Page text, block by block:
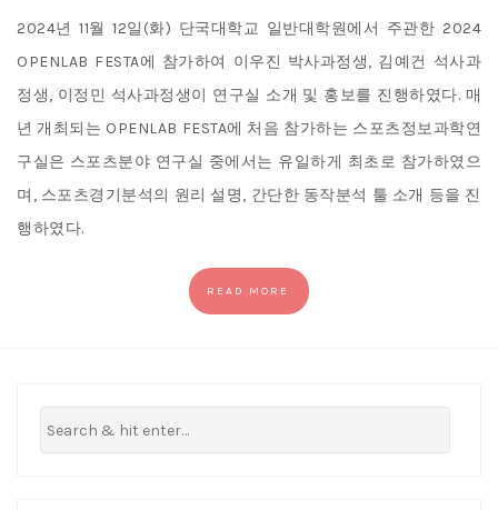
2024년 11월 12일(화) 단국대학교 일반대학원에서 주관한 2024
OPENLAB FESTA에 참가하여 이우진 박사과정생, 김예건 석사과
정생, 이정민 석사과정생이 연구실 소개 및 홍보를 진행하였다. 매
년 개최되는 OPENLAB FESTA에 처음 참가하는 스포츠정보과학연
구실은 스포츠분야 연구실 중에서는 유일하게 최초로 참가하였으
며, 스포츠경기분석의 원리 설명, 간단한 동작분석 툴 소개 등을 진
행하였다.
READ MORE